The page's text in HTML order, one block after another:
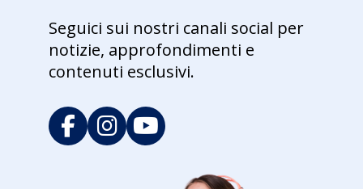
Seguici sui nostri canali social per
notizie, approfondimenti e
contenuti esclusivi.